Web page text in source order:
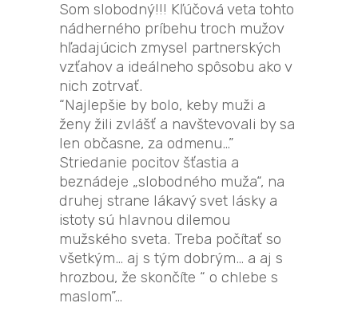
Som slobodný!!! Kľúčová veta tohto
nádherného príbehu troch mužov
hľadajúcich zmysel partnerských
vzťahov a ideálneho spôsobu ako v
nich zotrvať.
“Najlepšie by bolo, keby muži a
ženy žili zvlášť a navštevovali by sa
len občasne, za odmenu…”
Striedanie pocitov šťastia a
beznádeje „slobodného muža“, na
druhej strane lákavý svet lásky a
istoty sú hlavnou dilemou
mužského sveta. Treba počítať so
všetkým… aj s tým dobrým… a aj s
hrozbou, že skončíte “ o chlebe s
maslom”…